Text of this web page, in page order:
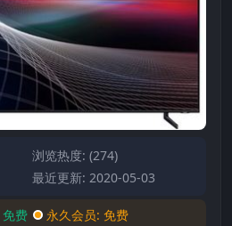
浏览热度: (274)
最近更新: 2020-05-03
免费 永久会员: 免费